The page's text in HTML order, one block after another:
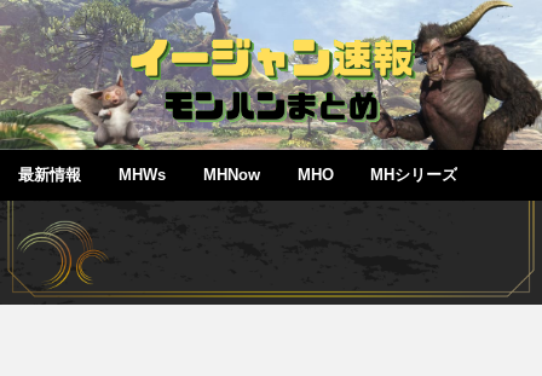
最新情報 MHWs MHNow MHO MHシリーズ